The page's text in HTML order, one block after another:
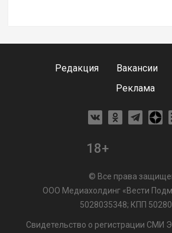
Редакция Вакансии
Реклама
18+
© Все права
ООО Медиахолдинг «Вести
5028035348; КПП
Свидетельство о регистрации СМИ